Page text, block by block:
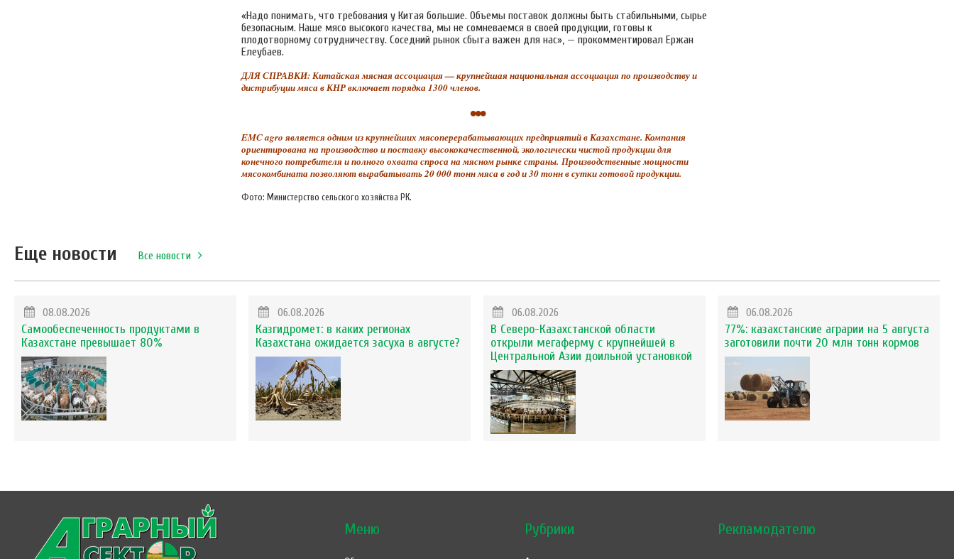
«Надо понимать, что требования у Китая большие. Объемы поставок должны быть стабильными, сырье
безопасным. Наше мясо высокого качества, мы не сомневаемся в своей продукции, готовы к
плодотворному сотрудничеству. Соседний рынок сбыта важен для нас», — прокомментировал Ержан
Елеубаев.
ДЛЯ СПРАВКИ: Китайская мясная ассоциация — крупнейшая национальная ассоциация по производству и
дистрибуции мяса в КНР включает порядка 1300 членов.
•••
EMC agro является одним из крупнейших мясоперерабатывающих предприятий в Казахстане. Компания
ориентирована на производство и поставку высококачественной, экологически чистой продукции для
конечного потребителя и полного охвата спроса на мясном рынке страны. Производственные мощности
мясокомбината позволяют вырабатывать 20 000 тонн мяса в год и 30 тонн в сутки готовой продукции.
Фото: Министерство сельского хозяйства РК.
Еще новости Все новости
08.08.2026
Самообеспеченность продуктами в
Казахстане превышает 80%
06.08.2026
Казгидромет: в каких регионах
Казахстана ожидается засуха в августе?
06.08.2026
В Северо-Казахстанской области
открыли мегаферму с крупнейшей в
Центральной Азии доильной установкой
06.08.2026
77%: казахстанские аграрии на 5 августа
заготовили почти 20 млн тонн кормов
Меню Рубрики Рекламодателю